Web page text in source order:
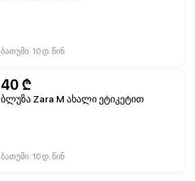
ბათუმი 10 დ. წინ
40 ₾
ბლუზა Zara M ახალი ეტიკეტით
ბათუმი 10 დ. წინ